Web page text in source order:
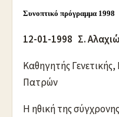
Συνοπτικό πρόγραμμα 1998
12-01-1998 Σ.
Καθηγητής
Πατρών
Η ηθική της